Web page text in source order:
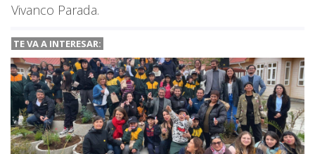
Vivanco Parada.
TE VA A INTERESAR: